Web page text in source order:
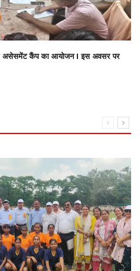
असेसमेंट कैंप का आयोजन l इस अवसर पर